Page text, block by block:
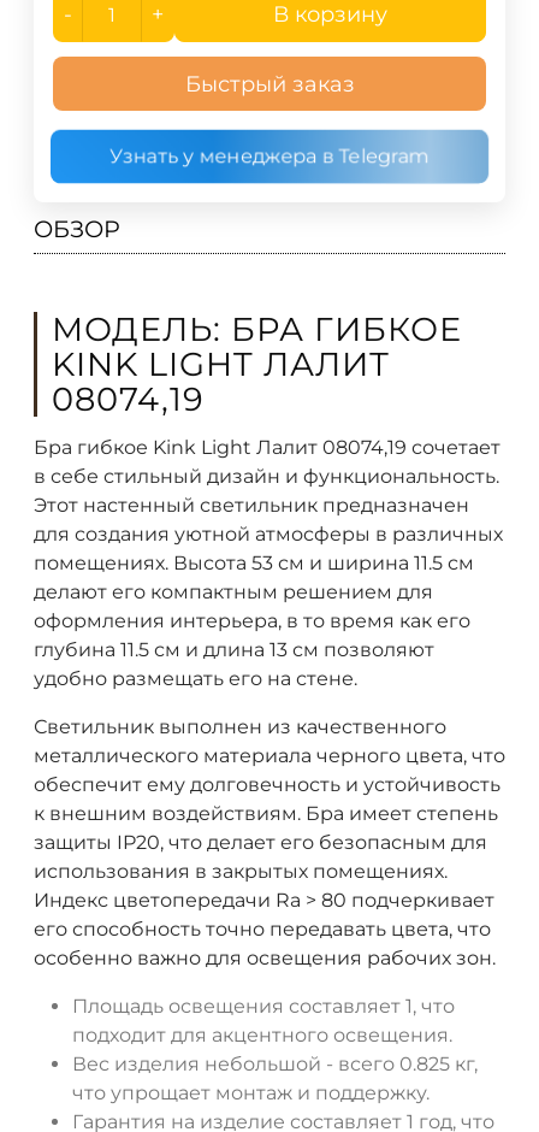
- + В корзину
Быстрый заказ
Узнать у менеджера в Telegram
ОБЗОР
МОДЕЛЬ: БРА ГИБКОЕ
KINK LIGHT ЛАЛИТ
08074,19
Бра гибкое Kink Light Лалит 08074,19 сочетает
в себе стильный дизайн и функциональность.
Этот настенный светильник предназначен
для создания уютной атмосферы в различных
помещениях. Высота 53 см и ширина 11.5 см
делают его компактным решением для
оформления интерьера, в то время как его
глубина 11.5 см и длина 13 см позволяют
удобно размещать его на стене.
Светильник выполнен из качественного
металлического материала черного цвета, что
обеспечит ему долговечность и устойчивость
к внешним воздействиям. Бра имеет степень
защиты IP20, что делает его безопасным для
использования в закрытых помещениях.
Индекс цветопередачи Ra > 80 подчеркивает
его способность точно передавать цвета, что
особенно важно для освещения рабочих зон.
Площадь освещения составляет 1, что
подходит для акцентного освещения.
Вес изделия небольшой - всего 0.825 кг,
что упрощает монтаж и поддержку.
Гарантия на изделие составляет 1 год, что